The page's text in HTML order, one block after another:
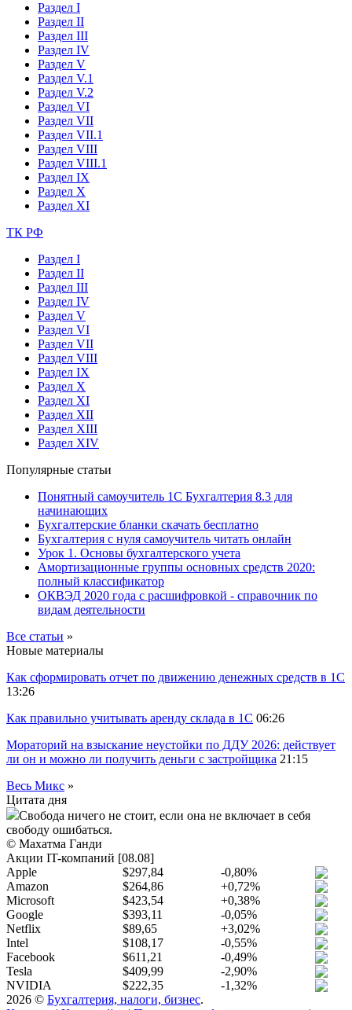
Раздел I
Раздел II
Раздел III
Раздел IV
Раздел V
Раздел V.1
Раздел V.2
Раздел VI
Раздел VII
Раздел VII.1
Раздел VIII
Раздел VIII.1
Раздел IX
Раздел X
Раздел XI
ТК РФ
Раздел I
Раздел II
Раздел III
Раздел IV
Раздел V
Раздел VI
Раздел VII
Раздел VIII
Раздел IX
Раздел X
Раздел XI
Раздел XII
Раздел XIII
Раздел XIV
Популярные статьи
Понятный самоучитель 1С Бухгалтерия 8.3 для
начинающих
Бухгалтерские бланки скачать бесплатно
Бухгалтерия с нуля самоучитель читать онлайн
Урок 1. Основы бухгалтерского учета
Амортизационные группы основных средств 2020:
полный классификатор
ОКВЭД 2020 года с расшифровкой - справочник по
видам деятельности
Все статьи »
Новые материалы
Как сформировать отчет по движению денежных средств в 1С
13:26
Как правильно учитывать аренду склада в 1С 06:26
Мораторий на взыскание неустойки по ДДУ 2026: действует
ли он и можно ли получить деньги с застройщика 21:15
Весь Микс »
Цитата дня
Свобода ничего не стоит, если она не включает в себя
свободу ошибаться.
© Махатма Ганди
Акции IT-компаний [08.08]
Apple
$297,84
-0,80%
Amazon
$264,86
+0,72%
Microsoft
$423,54
+0,38%
Google
$393,11
-0,05%
Netflix
$89,65
+3,02%
Intel
$108,17
-0,55%
Facebook
$611,21
-0,49%
Tesla
$409,99
-2,90%
NVIDIA
$222,35
-1,32%
2026 © Бухгалтерия, налоги, бизнес.